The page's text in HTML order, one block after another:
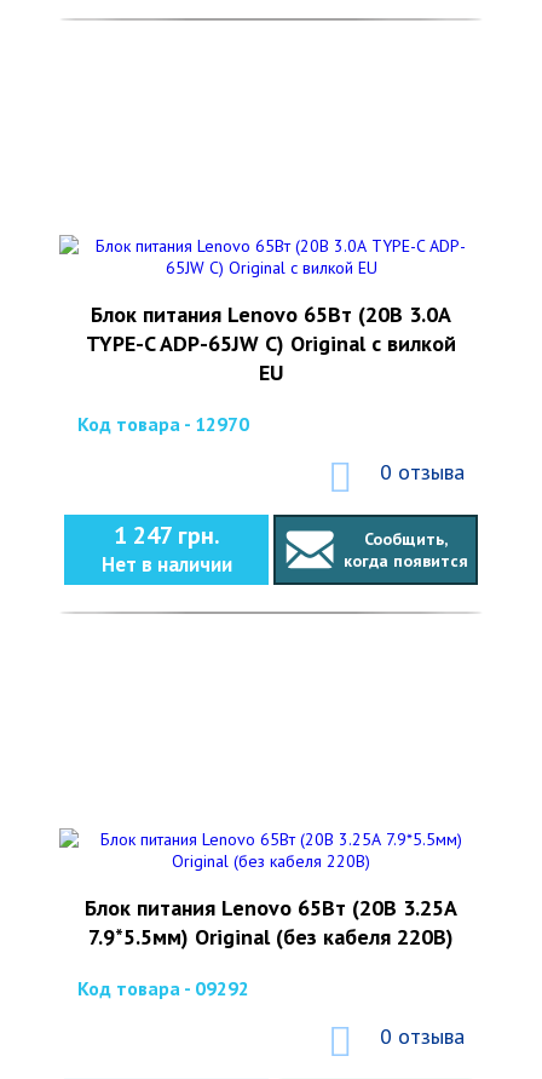
Блок питания Lenovo 65Вт (20В 3.0А
TYPE-C ADP-65JW C) Original с вилкой
EU
Код товара - 12970
0 отзыва
1 247 грн.
Нет в наличии
Сообщить,
когда появится
Блок питания Lenovo 65Вт (20В 3.25А
7.9*5.5мм) Original (без кабеля 220В)
Код товара - 09292
0 отзыва